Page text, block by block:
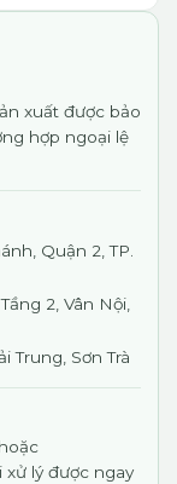
xuất được bảo
hợp ngoại lệ
Quận 2, TP.
2, Vân Nội,
Trung, Sơn Trà
lý được ngay